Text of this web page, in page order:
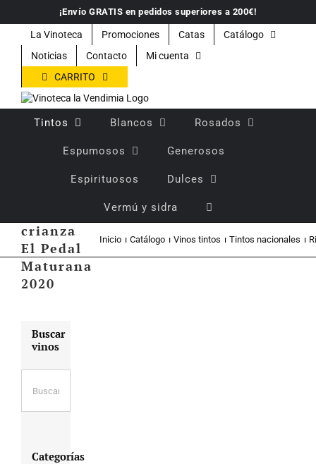
contenido
¡Envío GRATIS en pedidos superiores a 200€!
La Vinoteca Promociones Catas
Catálogo
Noticias
Contacto
Mi cuenta
CARRITO
Tintos Blancos Rosados
Espumosos Generosos
Espirituosos Dulces
Vermú y sidra
crianza
El Pedal
Maturana
2020
Inicio Catálogo Vinos tintos Tintos nacionales
Buscar
vinos
Categorías